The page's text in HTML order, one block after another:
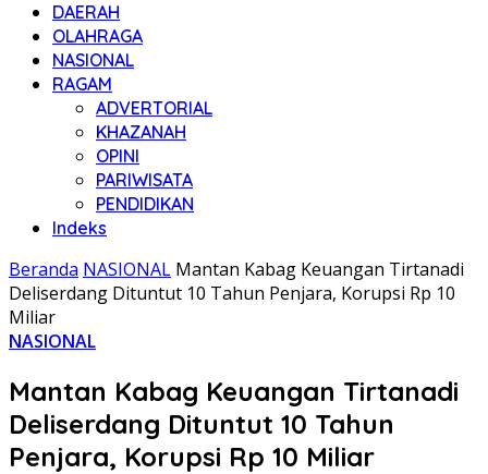
DAERAH
OLAHRAGA
NASIONAL
RAGAM
ADVERTORIAL
KHAZANAH
OPINI
PARIWISATA
PENDIDIKAN
Indeks
Beranda NASIONAL Mantan Kabag Keuangan Tirtanadi
Deliserdang Dituntut 10 Tahun Penjara, Korupsi Rp 10
Miliar
NASIONAL
Mantan Kabag Keuangan Tirtanadi
Deliserdang Dituntut 10 Tahun
Penjara, Korupsi Rp 10 Miliar